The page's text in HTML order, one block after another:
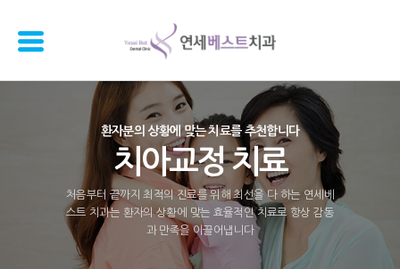
환자분의 상황에 맞는 치료를 추천합니다
치아교정 치료
처음부터 끝까지 최적의 진료를 위해 최선을 다 하는 연세베
스트 치과는 환자의 상황에 맞는 효율적인 치료로 항상 감동
과 만족을 이끌어냅니다